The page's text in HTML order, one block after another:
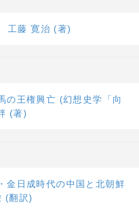
工藤 寛治 (著)
王権興亡 (幻想史学「向
(著)
日成時代の中国と北朝鮮
(翻訳)